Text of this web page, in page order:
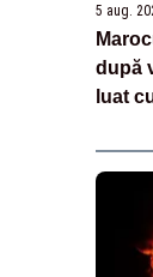
5 aug.
după
luat